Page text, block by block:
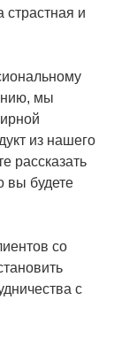
страстная и
мы
из нашего
рассказать
вы будете
со
с